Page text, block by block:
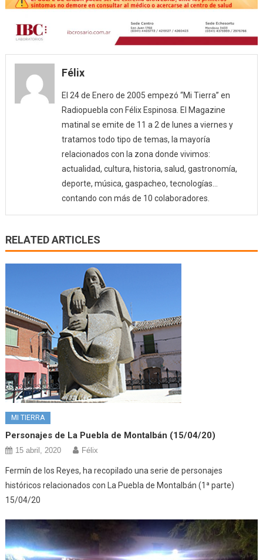
Félix
El 24 de Enero de 2005 empezó “Mi Tierra” en
Radiopuebla con Félix Espinosa. El Magazine
matinal se emite de 11 a 2 de lunes a viernes y
tratamos todo tipo de temas, la mayoría
relacionados con la zona donde vivimos:
actualidad, cultura, historia, salud, gastronomía,
deporte, música, gaspacheo, tecnologías…
contando con más de 10 colaboradores.
RELATED ARTICLES
MI TIERRA
Personajes de La Puebla de Montalbán (15/04/20)
15 abril, 2020 Félix
Fermín de los Reyes, ha recopilado una serie de personajes
históricos relacionados con La Puebla de Montalbán (1ª parte)
15/04/20